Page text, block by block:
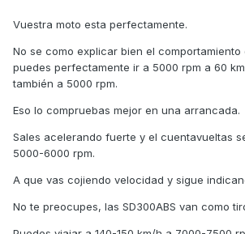
Vuestra moto esta perfectamente.
No se como explicar bien el
puedes perfectamente ir a 5000 rpm a 60
también a 5000 rpm.
Eso lo compruebas mejor en una arrancada.
Sales acelerando fuerte y el cuentavueltas
5000-6000 rpm.
A que vas cojiendo velocidad y sigue
No te preocupes, las SD300ABS van como